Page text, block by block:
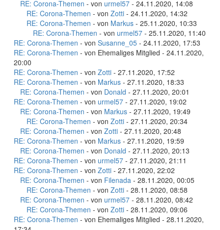
RE: Corona-Themen - von urmel57 - 24.11.2020, 14:08
RE: Corona-Themen - von Zotti - 24.11.2020, 14:32
RE: Corona-Themen - von Markus - 25.11.2020, 10:33
RE: Corona-Themen - von urmel57 - 25.11.2020, 11:40
RE: Corona-Themen - von Susanne_05 - 24.11.2020, 17:53
RE: Corona-Themen - von Ehemaliges Mitglied - 24.11.2020,
20:00
RE: Corona-Themen - von Zotti - 27.11.2020, 17:52
RE: Corona-Themen - von Markus - 27.11.2020, 18:33
RE: Corona-Themen - von Donald - 27.11.2020, 20:01
RE: Corona-Themen - von urmel57 - 27.11.2020, 19:02
RE: Corona-Themen - von Markus - 27.11.2020, 19:49
RE: Corona-Themen - von Zotti - 27.11.2020, 20:34
RE: Corona-Themen - von Zotti - 27.11.2020, 20:48
RE: Corona-Themen - von Markus - 27.11.2020, 19:59
RE: Corona-Themen - von Donald - 27.11.2020, 20:13
RE: Corona-Themen - von urmel57 - 27.11.2020, 21:11
RE: Corona-Themen - von Zotti - 27.11.2020, 22:02
RE: Corona-Themen - von Filenada - 28.11.2020, 00:05
RE: Corona-Themen - von Zotti - 28.11.2020, 08:58
RE: Corona-Themen - von urmel57 - 28.11.2020, 08:42
RE: Corona-Themen - von Zotti - 28.11.2020, 09:06
RE: Corona-Themen - von Ehemaliges Mitglied - 28.11.2020,